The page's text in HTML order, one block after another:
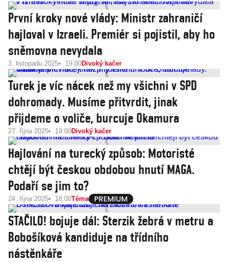
První kroky nové vlády: Ministr zahraničí
hajloval v Izraeli. Premiér si pojistil, aby ho
sněmovna nevydala
3. listopadu 2025 19:00Divoký kačer
Turek je víc nácek než my všichni v SPD
dohromady. Musíme přitvrdit, jinak
přijdeme o voliče, burcuje Okamura
27. října 2025 19:00Divoký kačer
Hajlování na turecký způsob: Motoristé
chtějí být českou obdobou hnutí MAGA.
Podaří se jim to?
24. října 2025 18:00Téma
STAČILO! bojuje dál: Sterzik žebrá v metru a
Bobošíková kandiduje na třídního
nástěnkáře